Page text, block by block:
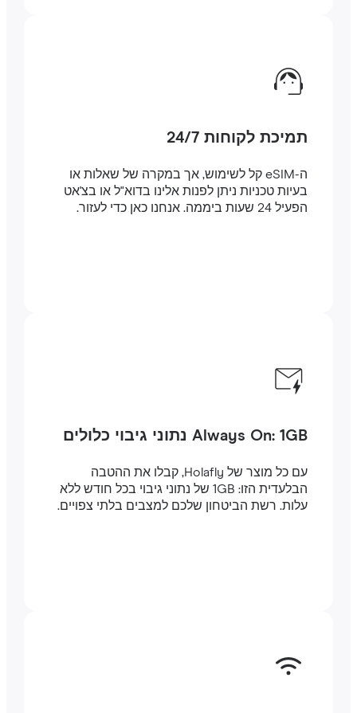
תמיכת לקוחות 24/7
ה-eSIM קל לשימוש, אך במקרה של שאלות או
בעיות טכניות ניתן לפנות אלינו בדוא"ל או בצ'אט
הפעיל 24 שעות ביממה. אנחנו כאן כדי לעזור.
Always On: 1GB נתוני גיבוי כלולים
עם כל מוצר של Holafly, קבלו את ההטבה
הבלעדית הזו: 1GB של נתוני גיבוי בכל חודש ללא
עלות. רשת הביטחון שלכם למצבים בלתי צפויים.